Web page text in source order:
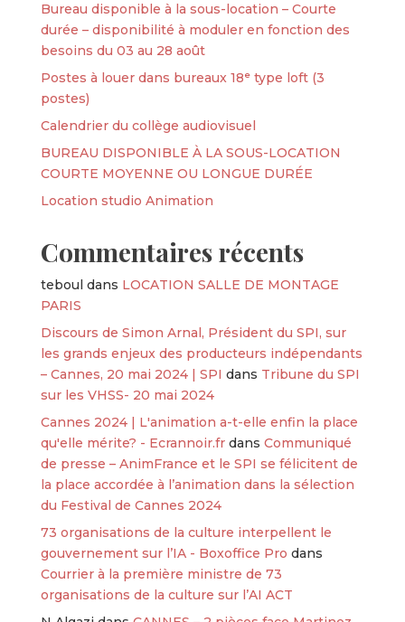
Bureau disponible à la sous-location – Courte
durée – disponibilité à moduler en fonction des
besoins du 03 au 28 août
Postes à louer dans bureaux 18ᵉ type loft (3
postes)
Calendrier du collège audiovisuel
BUREAU DISPONIBLE À LA SOUS-LOCATION
COURTE MOYENNE OU LONGUE DURÉE
Location studio Animation
Commentaires récents
teboul dans LOCATION SALLE DE MONTAGE
PARIS
Discours de Simon Arnal, Président du SPI, sur
les grands enjeux des producteurs indépendants
– Cannes, 20 mai 2024 | SPI dans Tribune du SPI
sur les VHSS- 20 mai 2024
Cannes 2024 | L'animation a-t-elle enfin la place
qu'elle mérite? - Ecrannoir.frdans Communiqué
de presse – AnimFrance et le SPI se félicitent de
la place accordée à l’animation dans la sélection
du Festival de Cannes 2024
73 organisations de la culture interpellent le
gouvernement sur l’IA - Boxoffice Pro dans
Courrier à la première ministre de 73
organisations de la culture sur l’AI ACT